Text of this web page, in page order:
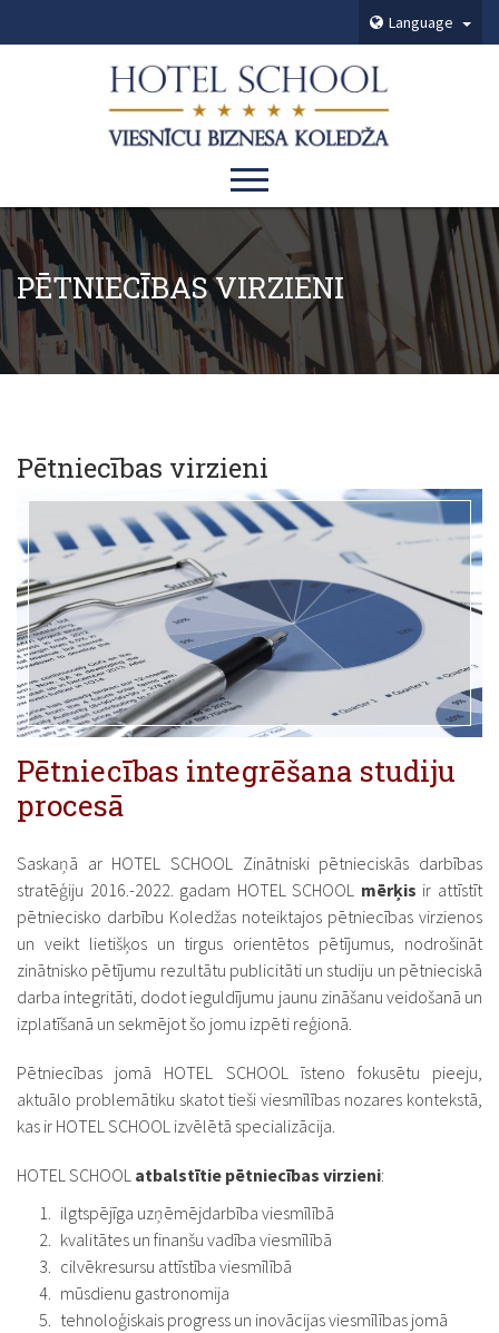
Language
PĒTNIECĪBAS VIRZIENI
Pētniecības virzieni
Pētniecības integrēšana studiju
procesā
Saskaņā ar HOTEL SCHOOL Zinātniski pētnieciskās darbības
stratēģiju 2016.-2022. gadam HOTEL SCHOOL mērķis ir attīstīt
pētniecisko darbību Koledžas noteiktajos pētniecības virzienos
un veikt lietišķos un tirgus orientētos pētījumus, nodrošināt
zinātnisko pētījumu rezultātu publicitāti un studiju un pētnieciskā
darba integritāti, dodot ieguldījumu jaunu zināšanu veidošanā un
izplatīšanā un sekmējot šo jomu izpēti reģionā.
Pētniecības jomā HOTEL SCHOOL īsteno fokusētu pieeju,
aktuālo problemātiku skatot tieši viesmīlības nozares kontekstā,
kas ir HOTEL SCHOOL izvēlētā specializācija.
HOTEL SCHOOL atbalstītie pētniecības virzieni:
ilgtspējīga uzņēmējdarbība viesmīlībā
kvalitātes un finanšu vadība viesmīlībā
cilvēkresursu attīstība viesmīlībā
mūsdienu gastronomija
tehnoloģiskais progress un inovācijas viesmīlības jomā